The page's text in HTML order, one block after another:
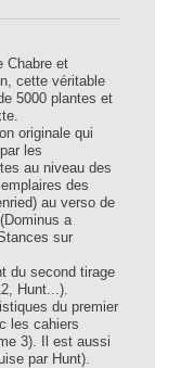
Chabre et
cette véritable
5000 plantes et
originale qui
les
au niveau des
des
au verso de
a
sur
du second tirage
Hunt...).
du premier
les cahiers
3). Il est aussi
par Hunt).